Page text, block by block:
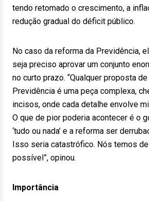
tendo retomado o crescimento, a
redução gradual do déficit público.
No caso da reforma da Previdência,
seja preciso aprovar um conjunto
no curto prazo. “Qualquer proposta
Previdência é uma peça complexa,
incisos, onde cada detalhe envolve
O que de pior poderia acontecer é o
‘tudo ou nada’ e a reforma ser
Isso seria catastrófico. Nós temos
possível”, opinou.
Importância